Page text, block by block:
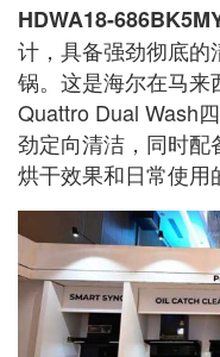
HDWA18-
计，具备强劲彻底
锅。这是海尔在马来
Quattro Dual Wash
劲定向清洁，同时
烘干效果和日常使用